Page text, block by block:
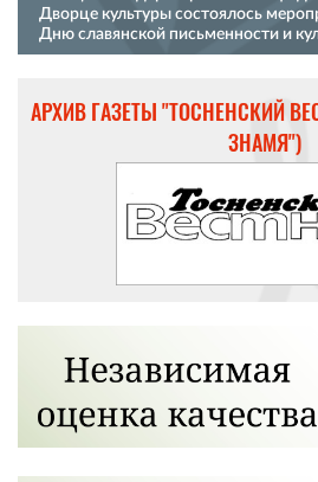
Дворце культуры состоялось
Дню славянской письменности и
АРХИВ ГАЗЕТЫ "ТОСНЕНСКИЙ
ЗНАМЯ")